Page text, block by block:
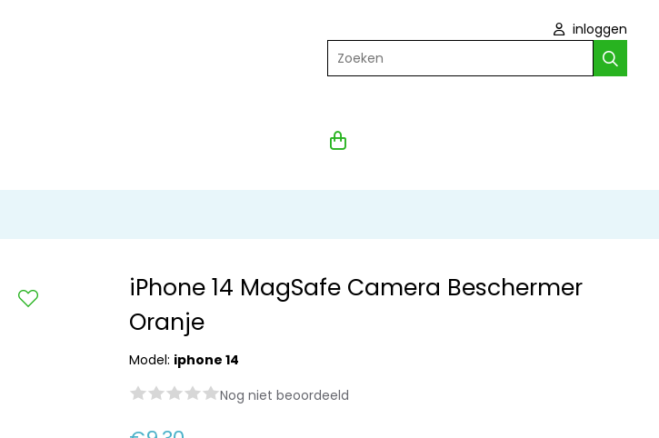
inloggen
Zoeken
iPhone 14 MagSafe Camera Beschermer
Oranje
Model: iphone 14
Nog niet beoordeeld